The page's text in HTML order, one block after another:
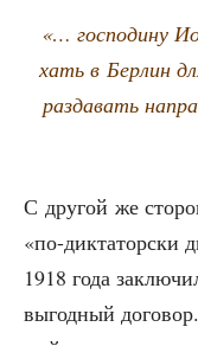
«… гос­по­ди­ну
хать в Бер­лин
раз­да­вать
С дру­гой же
«по-дик­та­тор­ски
1918 года
выгод­ный